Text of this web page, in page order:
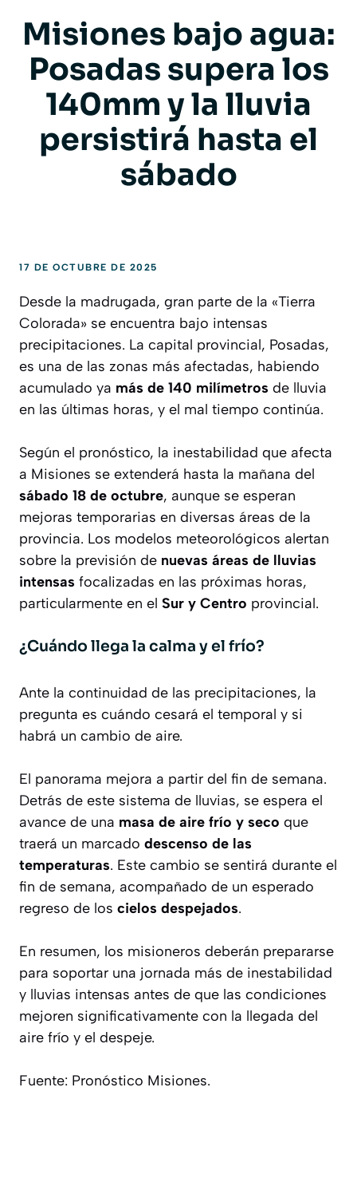
Misiones bajo agua:
Posadas supera los
140mm y la lluvia
persistirá hasta el
sábado
17 DE OCTUBRE DE 2025
Desde la madrugada, gran parte de la «Tierra
Colorada» se encuentra bajo intensas
precipitaciones. La capital provincial, Posadas,
es una de las zonas más afectadas, habiendo
acumulado ya más de 140 milímetros de lluvia
en las últimas horas, y el mal tiempo continúa.
Según el pronóstico, la inestabilidad que afecta
a Misiones se extenderá hasta la mañana del
sábado 18 de octubre, aunque se esperan
mejoras temporarias en diversas áreas de la
provincia. Los modelos meteorológicos alertan
sobre la previsión de nuevas áreas de lluvias
intensas focalizadas en las próximas horas,
particularmente en el Sur y Centro provincial.
¿Cuándo llega la calma y el frío?
Ante la continuidad de las precipitaciones, la
pregunta es cuándo cesará el temporal y si
habrá un cambio de aire.
El panorama mejora a partir del fin de semana.
Detrás de este sistema de lluvias, se espera el
avance de una masa de aire frío y seco que
traerá un marcado descenso de las
temperaturas. Este cambio se sentirá durante el
fin de semana, acompañado de un esperado
regreso de los cielos despejados.
En resumen, los misioneros deberán prepararse
para soportar una jornada más de inestabilidad
y lluvias intensas antes de que las condiciones
mejoren significativamente con la llegada del
aire frío y el despeje.
Fuente: Pronóstico Misiones.